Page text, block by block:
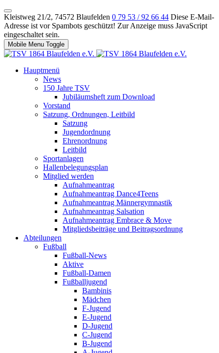
Kleistweg 21/2, 74572 Blaufelden 0 79 53 / 92 66 44 Diese E-Mail-
Adresse ist vor Spambots geschützt! Zur Anzeige muss JavaScript
eingeschaltet sein.
Mobile Menu Toggle
Hauptmenü
News
150 Jahre TSV
Jubiläumsheft zum Download
Vorstand
Satzung, Ordnungen, Leitbild
Satzung
Jugendordnung
Ehrenordnung
Leitbild
Sportanlagen
Hallenbelegungsplan
Mitglied werden
Aufnahmeantrag
Aufnahmeantrag Dance4Teens
Aufnahmeantrag Männergymnastik
Aufnahmeantrag Salsation
Aufnahmeantrag Embrace & Move
Mitgliedsbeiträge und Beitragsordnung
Abteilungen
Fußball
Fußball-News
Aktive
Fußball-Damen
Fußballjugend
Bambinis
Mädchen
F-Jugend
E-Jugend
D-Jugend
C-Jugend
B-Jugend